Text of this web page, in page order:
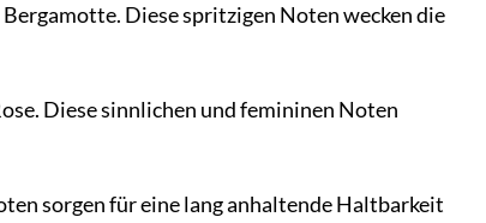
Diese spritzigen Noten wecken die
Diese sinnlichen und femininen Noten
sorgen für eine lang anhaltende Haltbarkeit